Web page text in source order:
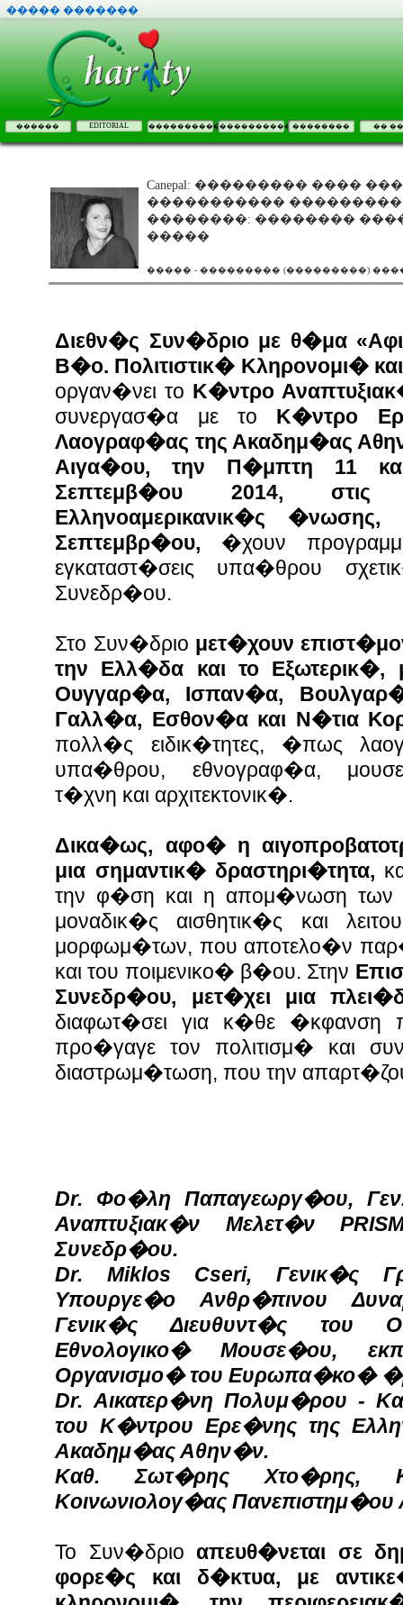
����� �������
������ EDITORIAL �������������������� �������� ��
Canepal: ��������� ����
�����������
��������: ��������
�����
����� - ��������� (���������)
Διεθν�ς Συν�δριο με θ�μα
Β�ο. Πολιτιστικ� Κληρονομι�
οργαν�νει το Κ�ντρο
συνεργασ�α με το Κ�ντρο
Λαογραφ�ας της Ακαδημ�ας
Αιγα�ου, την Π�μπτη 11
Σεπτεμβ�ου 2014, στις
Ελληνοαμερικανικ�ς
Σεπτεμβρ�ου, �χουν
εγκαταστ�σεις υπα�θρου
Συνεδρ�ου.
Στο Συν�δριο μετ�χουν
την Ελλ�δα και το
Ουγγαρ�α, Ισπαν�α,
Γαλλ�α, Εσθον�α και Ν�τια
πολλ�ς ειδικ�τητες, �πως
υπα�θρου, εθνογραφ�α,
τ�χνη και αρχιτεκτονικ�.
Δικα�ως, αφο� η
μια σημαντικ� δραστηρι�τητα,
την φ�ση και η απομ�νωση των
μοναδικ�ς αισθητικ�ς και
μορφωμ�των, που αποτελο�ν
και του ποιμενικο� β�ου. Στην
Συνεδρ�ου, μετ�χει μια
διαφωτ�σει για κ�θε �κφανση
προ�γαγε τον πολιτισμ� και
διαστρωμ�τωση, που την
Dr. Φο�λη Παπαγεωργ�ου, Γεν.
Αναπτυξιακ�ν Μελετ�ν
Συνεδρ�ου.
Dr. Miklos Cseri, Γενικ�ς
Υπουργε�ο Ανθρ�πινου
Γενικ�ς Διευθυντ�ς του
Εθνολογικο� Μουσε�ου,
Οργανισμο� του Ευρωπα�κο�
Dr. Αικατερ�νη Πολυμ�ρου -
του Κ�ντρου Ερε�νης της
Ακαδημ�ας Αθην�ν.
Καθ. Σωτ�ρης Χτο�ρης,
Κοινωνιολογ�ας
Το Συν�δριο απευθ�νεται σε
φορε�ς και δ�κτυα, με